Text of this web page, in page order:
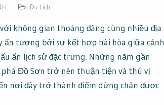
Du Lịch
không gian thoáng đãng cùng nhiều địa
ấn tượng bởi sự kết hợp hài hòa giữa cảnh
ấn lịch sử đặc trưng. Những năm gần
Đồ Sơn trở nên thuận tiện và thú vị
nơi đây trở thành điểm dừng chân được